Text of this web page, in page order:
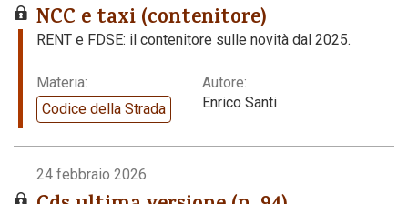
NCC e taxi (contenitore)
RENT e FDSE: il contenitore sulle novità dal 2025.
Materia:
Codice della Strada
Autore:
Enrico Santi
24 febbraio 2026